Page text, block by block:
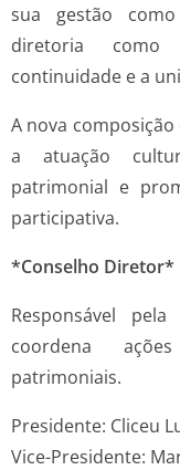
sua gestão
diretoria como
continuidade e a
A nova
a atuação
patrimonial e
participativa.
*Conselho Diretor*
Responsável
coordena
patrimoniais.
Presidente: Cliceu
Vice-Presidente: